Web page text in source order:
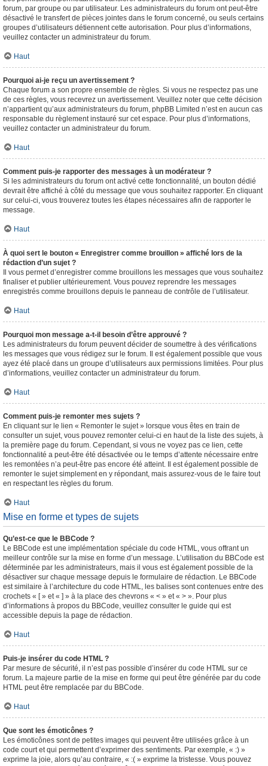
forum, par groupe ou par utilisateur. Les administrateurs du forum ont peut-être
désactivé le transfert de pièces jointes dans le forum concerné, ou seuls certains
groupes d’utilisateurs détiennent cette autorisation. Pour plus d’informations,
veuillez contacter un administrateur du forum.
Haut
Pourquoi ai-je reçu un avertissement ?
Chaque forum a son propre ensemble de règles. Si vous ne respectez pas une
de ces règles, vous recevrez un avertissement. Veuillez noter que cette décision
n’appartient qu’aux administrateurs du forum, phpBB Limited n’est en aucun cas
responsable du règlement instauré sur cet espace. Pour plus d’informations,
veuillez contacter un administrateur du forum.
Haut
Comment puis-je rapporter des messages à un modérateur ?
Si les administrateurs du forum ont activé cette fonctionnalité, un bouton dédié
devrait être affiché à côté du message que vous souhaitez rapporter. En cliquant
sur celui-ci, vous trouverez toutes les étapes nécessaires afin de rapporter le
message.
Haut
À quoi sert le bouton « Enregistrer comme brouillon » affiché lors de la
rédaction d’un sujet ?
Il vous permet d’enregistrer comme brouillons les messages que vous souhaitez
finaliser et publier ultérieurement. Vous pouvez reprendre les messages
enregistrés comme brouillons depuis le panneau de contrôle de l’utilisateur.
Haut
Pourquoi mon message a-t-il besoin d’être approuvé ?
Les administrateurs du forum peuvent décider de soumettre à des vérifications
les messages que vous rédigez sur le forum. Il est également possible que vous
ayez été placé dans un groupe d’utilisateurs aux permissions limitées. Pour plus
d’informations, veuillez contacter un administrateur du forum.
Haut
Comment puis-je remonter mes sujets ?
En cliquant sur le lien « Remonter le sujet » lorsque vous êtes en train de
consulter un sujet, vous pouvez remonter celui-ci en haut de la liste des sujets, à
la première page du forum. Cependant, si vous ne voyez pas ce lien, cette
fonctionnalité a peut-être été désactivée ou le temps d’attente nécessaire entre
les remontées n’a peut-être pas encore été atteint. Il est également possible de
remonter le sujet simplement en y répondant, mais assurez-vous de le faire tout
en respectant les règles du forum.
Haut
Mise en forme et types de sujets
Qu’est-ce que le BBCode ?
Le BBCode est une implémentation spéciale du code HTML, vous offrant un
meilleur contrôle sur la mise en forme d’un message. L’utilisation du BBCode est
déterminée par les administrateurs, mais il vous est également possible de la
désactiver sur chaque message depuis le formulaire de rédaction. Le BBCode
est similaire à l’architecture du code HTML, les balises sont contenues entre des
crochets « [ » et « ] » à la place des chevrons « < » et « > ». Pour plus
d’informations à propos du BBCode, veuillez consulter le guide qui est
accessible depuis la page de rédaction.
Haut
Puis-je insérer du code HTML ?
Par mesure de sécurité, il n’est pas possible d’insérer du code HTML sur ce
forum. La majeure partie de la mise en forme qui peut être générée par du code
HTML peut être remplacée par du BBCode.
Haut
Que sont les émoticônes ?
Les émoticônes sont de petites images qui peuvent être utilisées grâce à un
code court et qui permettent d’exprimer des sentiments. Par exemple, « :) »
exprime la joie, alors qu’au contraire, « :( » exprime la tristesse. Vous pouvez